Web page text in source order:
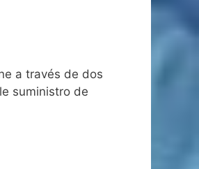
a través de dos
suministro de